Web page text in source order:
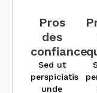
Pros
des
confiance
Sed ut
perspiciatis
unde